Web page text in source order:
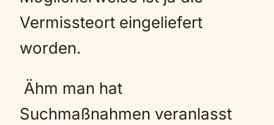
Vermissteort eingeliefert
worden.
Ähm man hat
Suchmaßnahmen veranlasst